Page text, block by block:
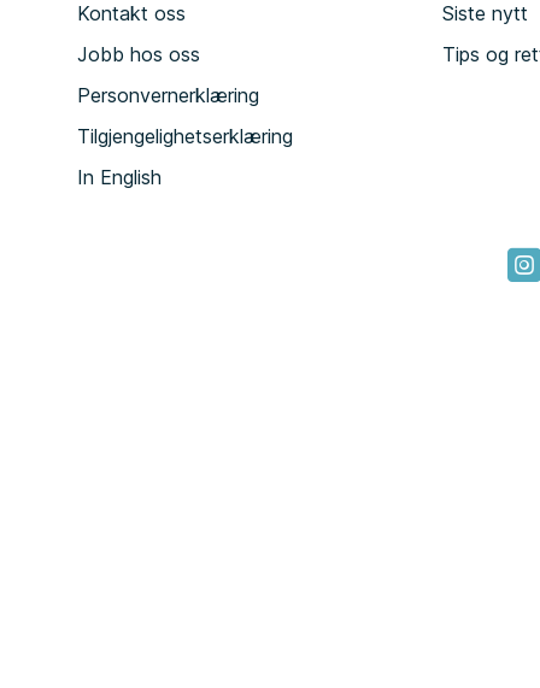
Kontakt oss
Jobb hos oss
Personvernerklæring
Tilgjengelighetserklæring
In English
Siste nytt
Tips og